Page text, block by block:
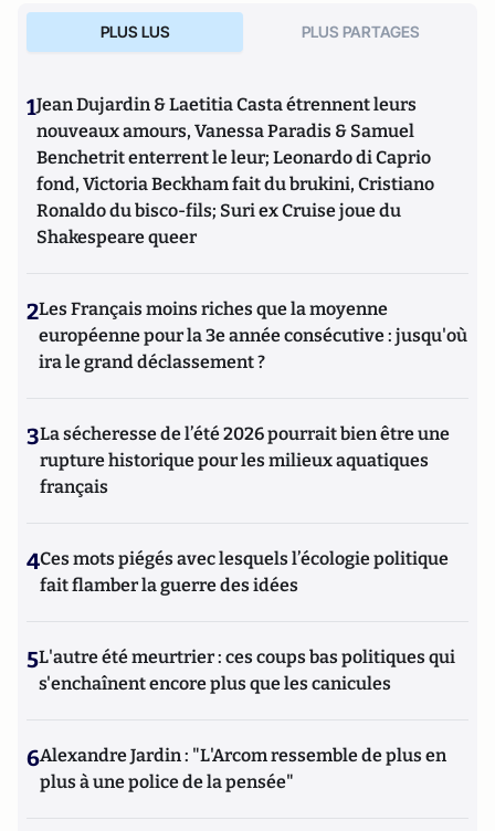
PLUS LUS PLUS PARTAGES
1Jean Dujardin & Laetitia Casta étrennent leurs
nouveaux amours, Vanessa Paradis & Samuel
Benchetrit enterrent le leur; Leonardo di Caprio
fond, Victoria Beckham fait du brukini, Cristiano
Ronaldo du bisco-fils; Suri ex Cruise joue du
Shakespeare queer
2Les Français moins riches que la moyenne
européenne pour la 3e année consécutive : jusqu'où
ira le grand déclassement ?
3La sécheresse de l’été 2026 pourrait bien être une
rupture historique pour les milieux aquatiques
français
4Ces mots piégés avec lesquels l’écologie politique
fait flamber la guerre des idées
5L'autre été meurtrier : ces coups bas politiques qui
s'enchaînent encore plus que les canicules
6Alexandre Jardin : "L'Arcom ressemble de plus en
plus à une police de la pensée"